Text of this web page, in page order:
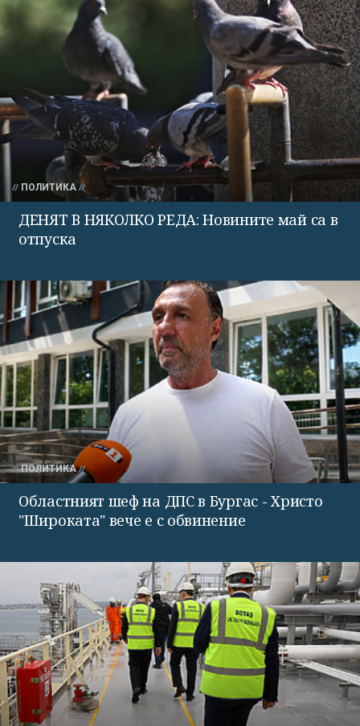
ПОЛИТИКА
ДЕНЯТ В НЯКОЛКО РЕДА: Новините май са в
отпуска
ПОЛИТИКА
Областният шеф на ДПС в Бургас - Христо
"Широката" вече е с обвинение